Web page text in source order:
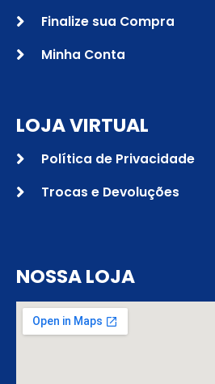
Finalize sua Compra
Minha Conta
LOJA VIRTUAL
Política de Privacidade
Trocas e Devoluções
NOSSA LOJA